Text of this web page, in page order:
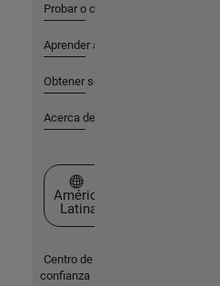
Probar o comprar
Aprender a utilizar
Obtener soporte
Acerca de MathWorks
Seleccione un país/
América
Latina
Centro de
confianza